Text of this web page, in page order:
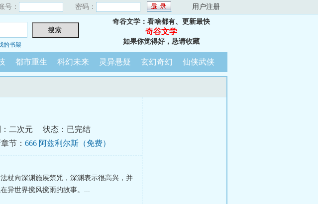
号： 密码： 用户注册
的书架
奇谷文学：看啥都有、更新最快
奇谷文学
如果你觉得好，恳请收藏
都市重生 科幻未来 灵异悬疑 玄幻奇幻 仙侠武侠
二次元
状态：已完结
节： 666 阿兹利尔斯（免费）
杖向深渊施展禁咒，深渊表示很高兴，并
异世界搅风搅雨的故事。...